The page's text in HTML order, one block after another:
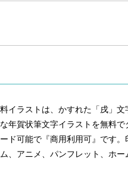
イラストは、かすれた「戌」
年賀状筆文字イラストを無料
ド可能で『商用利用可』です
、アニメ、パンフレット、ホ